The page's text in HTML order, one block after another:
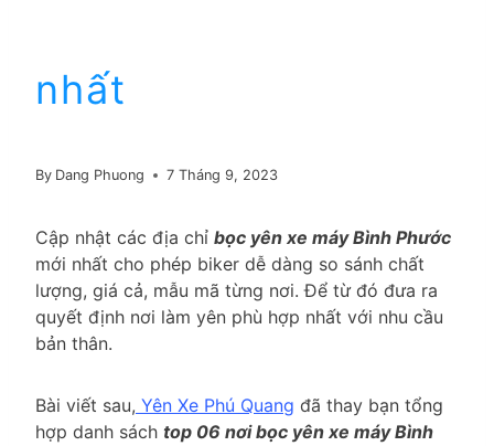
nhất
By Dang Phuong 7 Tháng 9, 2023
Cập nhật các địa chỉ bọc yên xe máy Bình Phước
mới nhất cho phép biker dễ dàng so sánh chất
lượng, giá cả, mẫu mã từng nơi. Để từ đó đưa ra
quyết định nơi làm yên phù hợp nhất với nhu cầu
bản thân.
Bài viết sau, Yên Xe Phú Quang đã thay bạn tổng
hợp danh sách top 06 nơi bọc yên xe máy Bình